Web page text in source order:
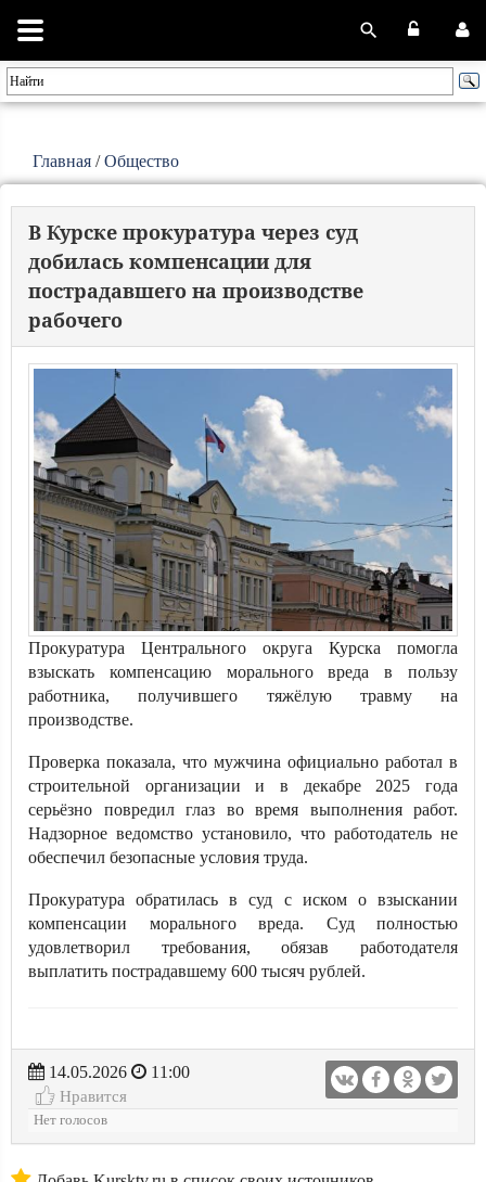
Главная /Общество
В Курске прокуратура через суд
добилась компенсации для
пострадавшего на производстве
рабочего
Прокуратура Центрального округа Курска помогла
взыскать компенсацию морального вреда в пользу
работника, получившего тяжёлую травму на
производстве.
Проверка показала, что мужчина официально работал в
строительной организации и в декабре 2025 года
серьёзно повредил глаз во время выполнения работ.
Надзорное ведомство установило, что работодатель не
обеспечил безопасные условия труда.
Прокуратура обратилась в суд с иском о взыскании
компенсации морального вреда. Суд полностью
удовлетворил требования, обязав работодателя
выплатить пострадавшему 600 тысяч рублей.
14.05.2026
11:00
Нравится
Нет голосов